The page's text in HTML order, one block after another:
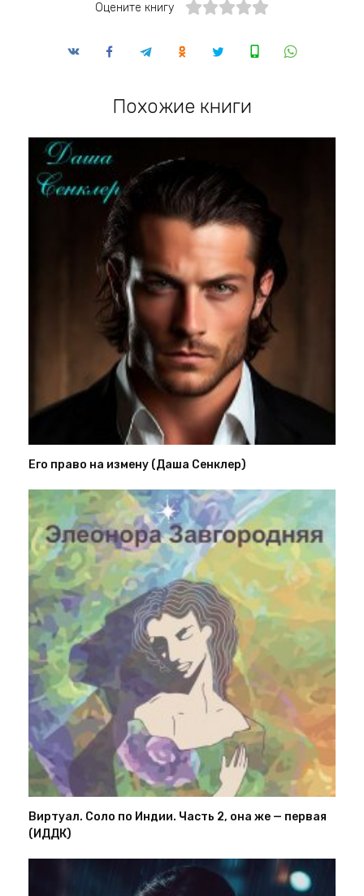
Оцените книгу
Похожие книги
Его право на измену (Даша Сенклер)
Виртуал. Соло по Индии. Часть 2, она же — первая
(ИДДК)